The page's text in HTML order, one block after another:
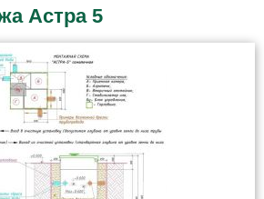
Астра 5